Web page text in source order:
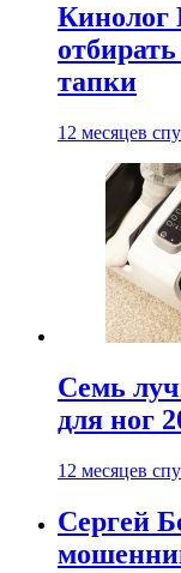
Кинолог
тапки
12 месяцев
Семь
для ног
12 месяцев
Сергей